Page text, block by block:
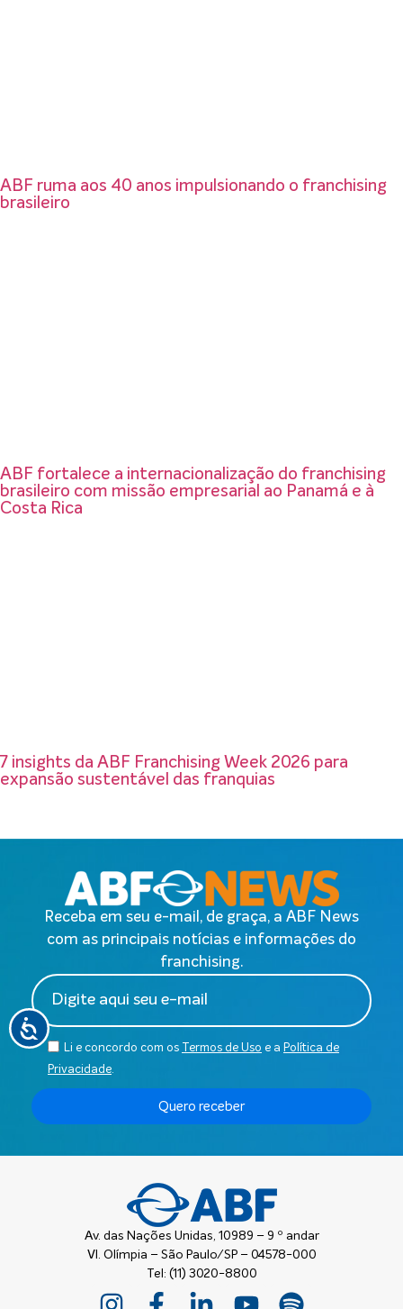
ABF ruma aos 40 anos impulsionando o franchising
brasileiro
ABF fortalece a internacionalização do franchising
brasileiro com missão empresarial ao Panamá e à
Costa Rica
7 insights da ABF Franchising Week 2026 para
expansão sustentável das franquias
Receba em seu e-mail, de graça, a ABF News
com as principais notícias e informações do
franchising.
Li e concordo com os Termos de Uso e a Política de
Privacidade.
Quero receber
Av. das Nações Unidas, 10989 – 9 º andar
Vl. Olímpia – São Paulo/SP – 04578-000
Tel: (11) 3020-8800